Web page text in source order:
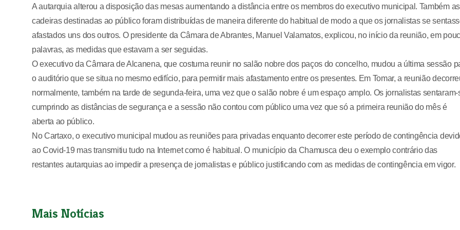
A autarquia alterou a disposição das mesas aumentando a distância entre os membros do executivo municipal. Também as
cadeiras destinadas ao público foram distribuídas de maneira diferente do habitual de modo a que os jornalistas se
afastados uns dos outros. O presidente da Câmara de Abrantes, Manuel Valamatos, explicou, no início da reunião, em
palavras, as medidas que estavam a ser seguidas.
O executivo da Câmara de Alcanena, que costuma reunir no salão nobre dos paços do concelho, mudou a última sessão
o auditório que se situa no mesmo edifício, para permitir mais afastamento entre os presentes. Em Tomar, a reunião
normalmente, também na tarde de segunda-feira, uma vez que o salão nobre é um espaço amplo. Os jornalistas sentaram-
cumprindo as distâncias de segurança e a sessão não contou com público uma vez que só a primeira reunião do mês é
aberta ao público.
No Cartaxo, o executivo municipal mudou as reuniões para privadas enquanto decorrer este período de contingência
ao Covid-19 mas transmitiu tudo na Internet como é habitual. O município da Chamusca deu o exemplo contrário das
restantes autarquias ao impedir a presença de jornalistas e público justificando com as medidas de contingência em vigor.
Mais Notícias